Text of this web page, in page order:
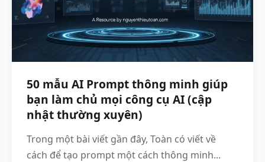
50 mẫu AI Prompt thông minh giúp
bạn làm chủ mọi công cụ AI (cập
nhật thường xuyên)
Trong một bài viết gần đây, Toàn có viết về
cách để tạo prompt một cách thông minh...